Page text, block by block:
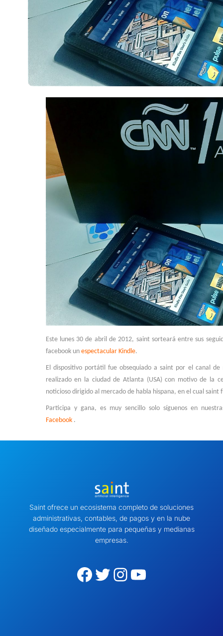
Este lunes 30 de abril de 2012, saint sorteará entre sus
facebook un espectacular Kindle.
El dispositivo portátil fue obsequiado a saint por el canal
realizado en la ciudad de Atlanta (USA) con motivo de la
noticioso dirigido al mercado de habla hispana, en el cual saint
Participa y gana, es muy sencillo solo síguenos en
Facebook .
Saint ofrece un ecosistema completo de soluciones
administrativas, contables, de pagos y en la nube
diseñado especialmente para pequeñas y medianas
empresas.
Facebook Twitter Instagram YouTube